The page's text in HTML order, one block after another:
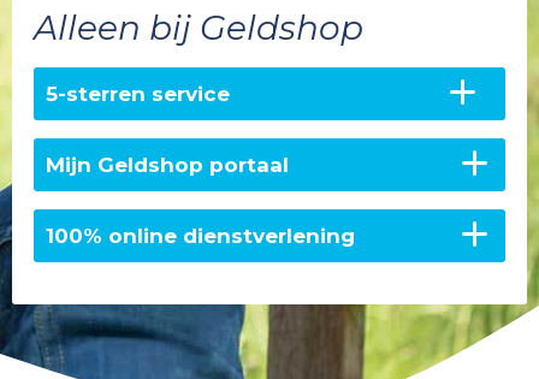
Alleen bij Geldshop
5-sterren service
Mijn Geldshop portaal
100% online dienstverlening